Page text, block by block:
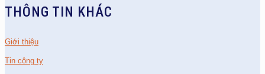
THÔNG TIN KHÁC
Giới thiệu
Tin công ty